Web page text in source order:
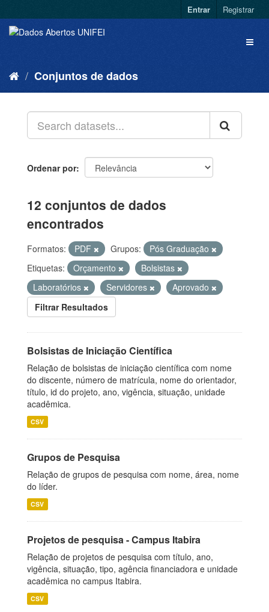
Entrar Registrar
Conjuntos de dados
Ordenar por
12 conjuntos de dados
encontrados
Formatos: PDF Grupos:
Pós Graduação
Etiquetas:
Orçamento
Bolsistas
Laboratórios
Servidores
Aprovado
Filtrar Resultados
Bolsistas de Iniciação Científica
Relação de bolsistas de iniciação científica com nome
do discente, número de matrícula, nome do orientador,
título, id do projeto, ano, vigência, situação, unidade
acadêmica.
CSV
Grupos de Pesquisa
Relação de grupos de pesquisa com nome, área, nome
do líder.
CSV
Projetos de pesquisa - Campus Itabira
Relação de projetos de pesquisa com título, ano,
vigência, situação, tipo, agência financiadora e unidade
acadêmica no campus Itabira.
CSV